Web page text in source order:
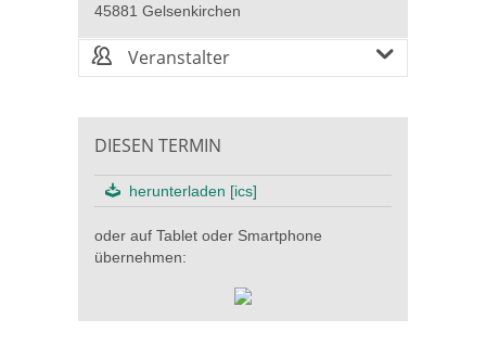
45881 Gelsenkirchen
Veranstalter
DIESEN TERMIN
herunterladen [ics]
oder auf Tablet oder Smartphone
übernehmen: